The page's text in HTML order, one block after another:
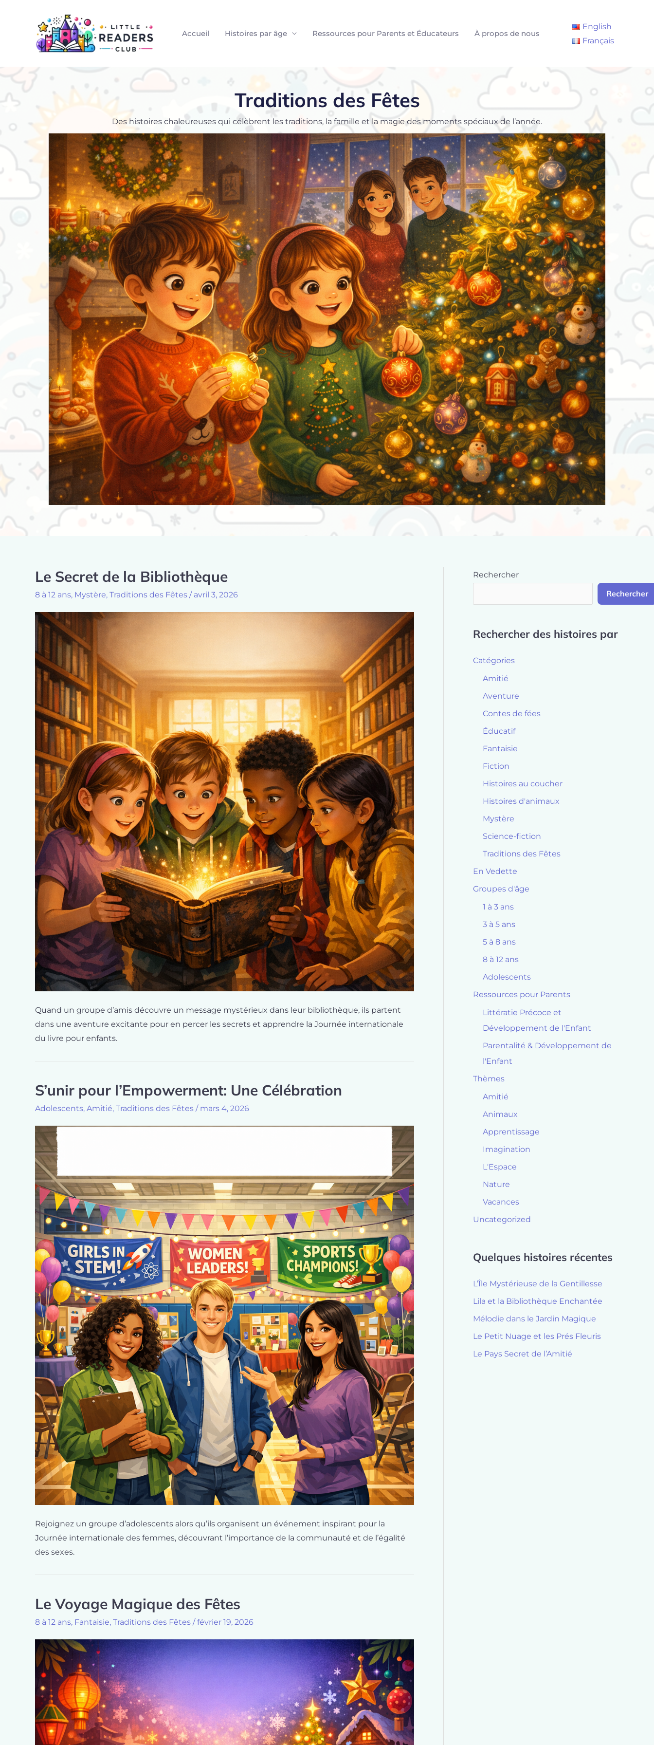
Accueil Histoires par âge Ressources pour Parents et Éducateurs À propos de nous
English
Français
Traditions des Fêtes
Des histoires chaleureuses qui célèbrent les traditions, la famille et la magie des moments spéciaux de l’année.
Le Secret de la Bibliothèque
8 à 12 ans, Mystère, Traditions des Fêtes / avril 3, 2026
Quand un groupe d’amis découvre un message mystérieux dans leur bibliothèque, ils partent
dans une aventure excitante pour en percer les secrets et apprendre la Journée internationale
du livre pour enfants.
S’unir pour l’Empowerment: Une Célébration
Adolescents, Amitié, Traditions des Fêtes / mars 4, 2026
Rejoignez un groupe d’adolescents alors qu’ils organisent un événement inspirant pour la
Journée internationale des femmes, découvrant l’importance de la communauté et de l’égalité
des sexes.
Le Voyage Magique des Fêtes
8 à 12 ans, Fantaisie, Traditions des Fêtes /février 19, 2026
Pagination
publications
Rechercher
Rechercher
Rechercher des histoires par
Catégories
Amitié
Aventure
Contes de fées
Éducatif
Fantaisie
Fiction
Histoires au coucher
Histoires d'animaux
Mystère
Science-fiction
Traditions des Fêtes
En Vedette
Groupes d'âge
1 à 3 ans
3 à 5 ans
5 à 8 ans
8 à 12 ans
Adolescents
Ressources pour Parents
Littératie Précoce et
Développement de l'Enfant
Parentalité & Développement de
l'Enfant
Thèmes
Amitié
Animaux
Apprentissage
Imagination
L'Espace
Nature
Vacances
Uncategorized
Quelques histoires récentes
L’Île Mystérieuse de la Gentillesse
Lila et la Bibliothèque Enchantée
Mélodie dans le Jardin Magique
Le Petit Nuage et les Prés Fleuris
Le Pays Secret de l’Amitié